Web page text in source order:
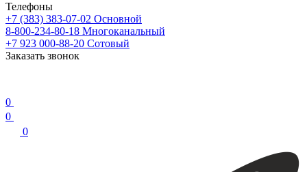
Телефоны
+7 (383) 383-07-02 Основной
8-800-234-80-18 Многоканальный
+7 923 000-88-20 Сотовый
Заказать звонок
0
0
0